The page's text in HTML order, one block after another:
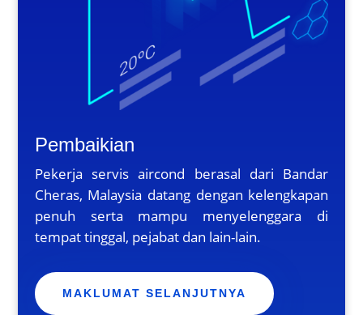
Pembaikian
Pekerja servis aircond berasal dari Bandar
Cheras, Malaysia datang dengan kelengkapan
penuh serta mampu menyelenggara di
tempat tinggal, pejabat dan lain-lain.
MAKLUMAT SELANJUTNYA